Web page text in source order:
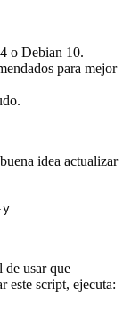
o Debian 10.
para mejor
idea actualizar
y
de usar que
este script, ejecuta: